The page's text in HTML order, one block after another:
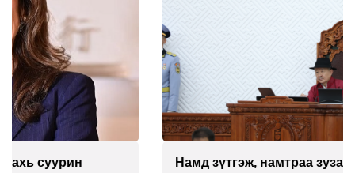
Намд зүтгэж, намтраа зузаалсан Д.Рэгдэл